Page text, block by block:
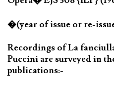
�(year of issue or re-
Recordings of La
Puccini are surveyed in
publications:-